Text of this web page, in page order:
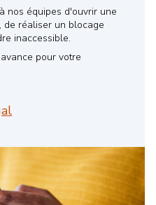
nos équipes d'ouvrir une
, de réaliser un blocage
inaccessible.
pour votre